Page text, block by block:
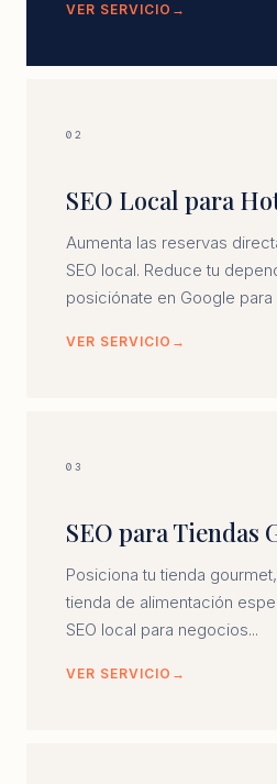
VER SERVICIO
02
SEO Local para
Aumenta las reservas
SEO local. Reduce tu
posiciónate en Google para
VER SERVICIO
03
SEO para Tiendas
Posiciona tu tienda
tienda de alimentación
SEO local para negocios...
VER SERVICIO